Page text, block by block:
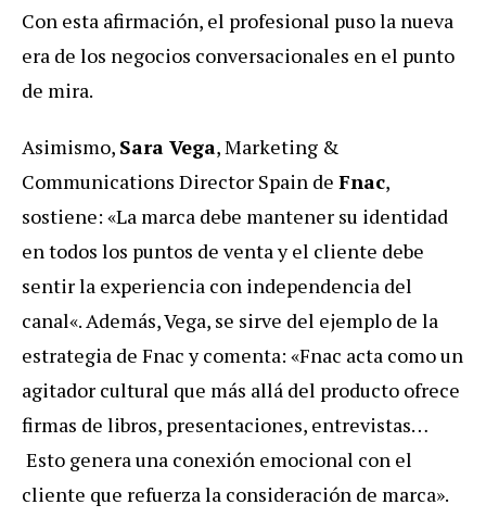
Con esta afirmación, el profesional puso la nueva
era de los negocios conversacionales en el punto
de mira.
Asimismo, Sara Vega, Marketing &
Communications Director Spain de Fnac,
sostiene: «La marca debe mantener su identidad
en todos los puntos de venta y el cliente debe
sentir la experiencia con independencia del
canal«. Además, Vega, se sirve del ejemplo de la
estrategia de Fnac y comenta: «Fnac acta como un
agitador cultural que más allá del producto ofrece
firmas de libros, presentaciones, entrevistas…
Esto genera una conexión emocional con el
cliente que refuerza la consideración de marca».